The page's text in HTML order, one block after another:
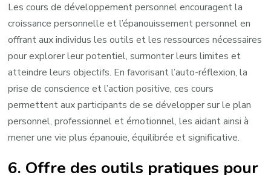
Les cours de développement personnel encouragent la
croissance personnelle et l’épanouissement personnel en
offrant aux individus les outils et les ressources nécessaires
pour explorer leur potentiel, surmonter leurs limites et
atteindre leurs objectifs. En favorisant l’auto-réflexion, la
prise de conscience et l’action positive, ces cours
permettent aux participants de se développer sur le plan
personnel, professionnel et émotionnel, les aidant ainsi à
mener une vie plus épanouie, équilibrée et significative.
6. Offre des outils pratiques pour